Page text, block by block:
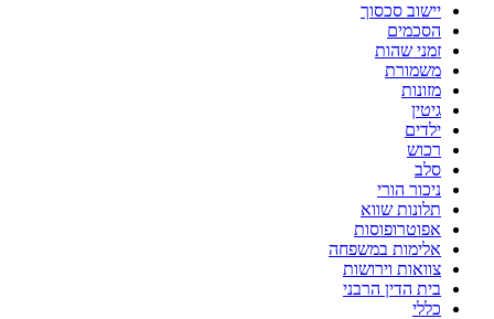
יישוב סכסוך
הסכמים
זמני שהות
משמורת
מזונות
גיטין
ילדים
רכוש
סלב
ניכור הורי
תלונות שווא
אפוטרופוסות
אלימות במשפחה
צוואות וירושות
בית הדין הרבני
כללי